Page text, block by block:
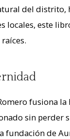
del distrito,
locales, este
fusiona
sin perder
fundación de